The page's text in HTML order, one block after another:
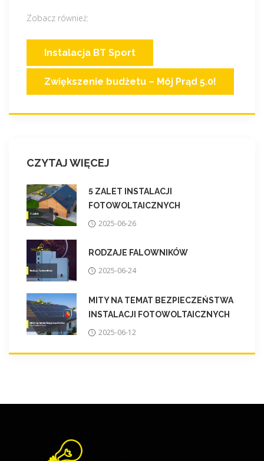
Zobacz również:
Instalacja BT Sport
Zwiększenie budżetu – Mój Prąd 5.0!
CZYTAJ WIĘCEJ
5 ZALET INSTALACJI
FOTOWOLTAICZNYCH
2025-06-26
RODZAJE FALOWNIKÓW
2025-06-24
MITY NA TEMAT BEZPIECZEŃSTWA
INSTALACJI FOTOWOLTAICZNYCH
2025-06-12